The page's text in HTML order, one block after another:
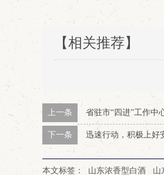
【相关推荐】
上一条 省驻市“四进”工作中
下一条 迅速行动，积极上好
本文标签： 山东浓香型白酒 山